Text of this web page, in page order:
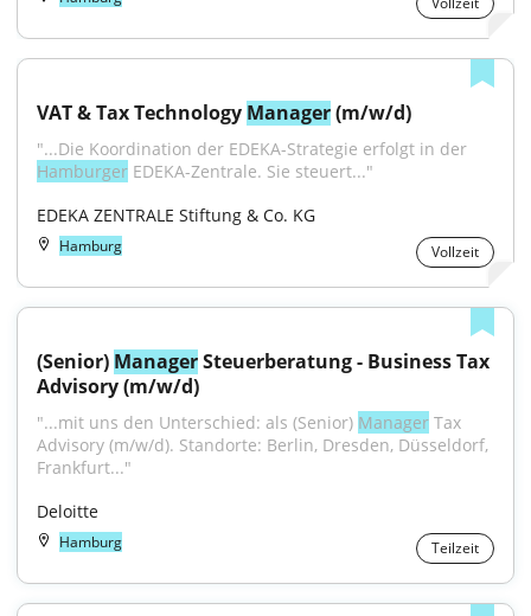
VAT & Tax Technology Manager (m/w/d)
Hamburger EDEKA-Zentrale. Sie steuert..."
EDEKA ZENTRALE Stiftung & Co. KG
Hamburg Vollzeit
(Senior) Manager Steuerberatung - Business Tax
Advisory (m/w/d)
"...mit uns den Unterschied: als (Senior) Manager Tax
Advisory (m/w/d). Standorte: Berlin, Dresden, Düsseldorf,
Frankfurt..."
Deloitte
Hamburg Teilzeit